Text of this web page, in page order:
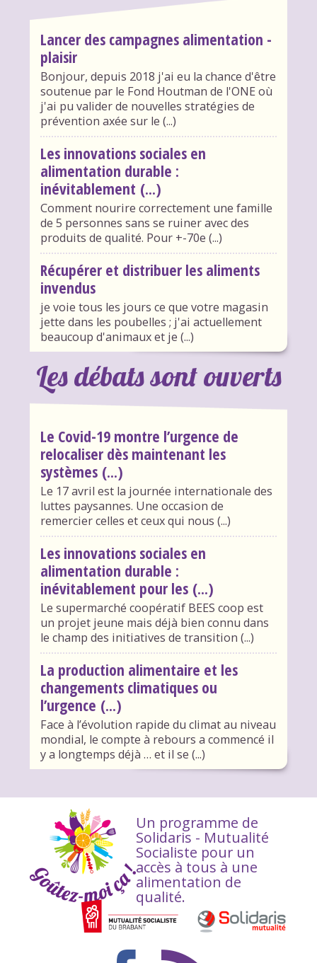
Lancer des campagnes alimentation -
plaisir
Bonjour, depuis 2018 j'ai eu la chance d'être
soutenue par le Fond Houtman de l'ONE où
j'ai pu valider de nouvelles stratégies de
prévention axée sur le (...)
Les innovations sociales en
alimentation durable :
inévitablement (...)
Comment nourire correctement une famille
de 5 personnes sans se ruiner avec des
produits de qualité. Pour +-70e (...)
Récupérer et distribuer les aliments
invendus
je voie tous les jours ce que votre magasin
jette dans les poubelles ; j'ai actuellement
beaucoup d'animaux et je (...)
Les débats sont ouverts
Le Covid-19 montre l’urgence de
relocaliser dès maintenant les
systèmes (...)
Le 17 avril est la journée internationale des
luttes paysannes. Une occasion de
remercier celles et ceux qui nous (...)
Les innovations sociales en
alimentation durable :
inévitablement pour les (...)
Le supermarché coopératif BEES coop est
un projet jeune mais déjà bien connu dans
le champ des initiatives de transition (...)
La production alimentaire et les
changements climatiques ou
l’urgence (...)
Face à l’évolution rapide du climat au niveau
mondial, le compte à rebours a commencé il
y a longtemps déjà … et il se (...)
Un programme de
Solidaris - Mutualité
Socialiste pour un
accès à tous à une
alimentation de
qualité.